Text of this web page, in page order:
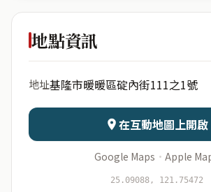
日期 出生時辰
資料僅用於即時分析，不會
地點資訊
地址基隆市暖暖區碇內街111之1號
在互動地圖上開啟
Google Maps · Apple
25.09088, 121.75472